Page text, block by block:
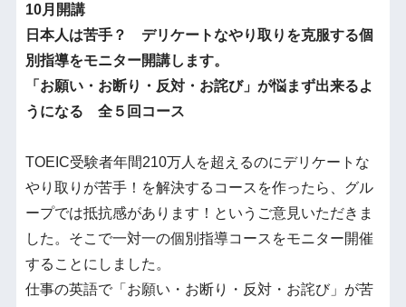
10月開講
日本人は苦手？ デリケートなやり取りを克服する個
別指導をモニター開講します。
「お願い・お断り・ 反対・お詫び」が悩まず出来るよ
うになる 全５回コース
TOEIC受験者年間210万人を超えるのにデリケートな
やり取りが苦手！を解決するコースを作ったら、グル
ープでは抵抗感があります！というご意見いただきま
した。そこで一対一の個別指導コースをモニター開催
することにしました。
仕事の英語で「お願い・お断り・反対・お詫び」が苦